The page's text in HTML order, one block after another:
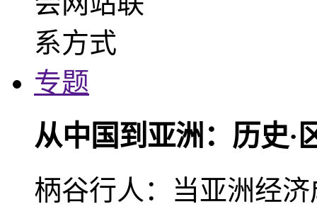
专题
从中国到亚洲：历史·
柄谷行人：当亚洲经